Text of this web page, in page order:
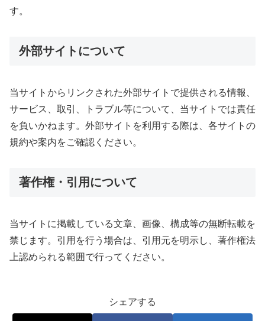
す。
外部サイトについて
当サイトからリンクされた外部サイトで提供される情報、
サービス、取引、トラブル等について、当サイトでは責任
を負いかねます。外部サイトを利用する際は、各サイトの
規約や案内をご確認ください。
著作権・引用について
当サイトに掲載している文章、画像、構成等の無断転載を
禁じます。引用を行う場合は、引用元を明示し、著作権法
上認められる範囲で行ってください。
シェアする